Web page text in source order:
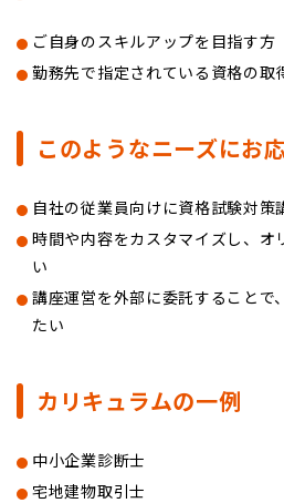
ご自身のスキルアップを目指す方
勤務先で指定されている資格の取
このようなニーズにお
自社の従業員向けに資格試験対策
時間や内容をカスタマイズし、オ
い
講座運営を外部に委託することで
たい
カリキュラムの一例
中小企業診断士
宅地建物取引士